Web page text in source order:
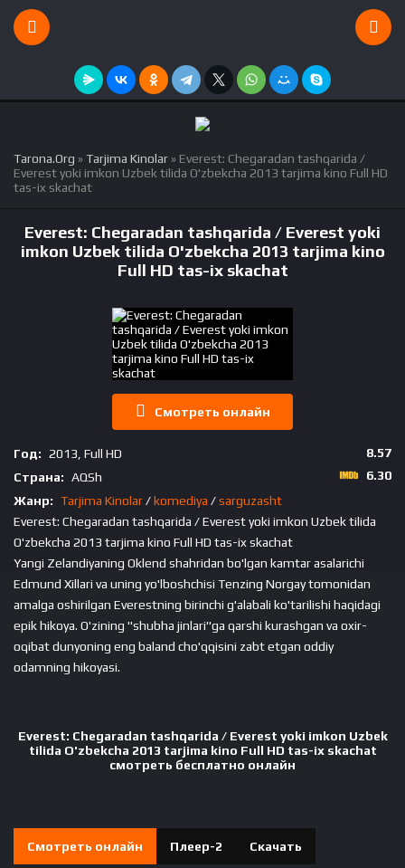
Tarona.Org »Tarjima Kinolar » Everest: Chegaradan tashqarida /
Everest yoki imkon Uzbek tilida O'zbekcha 2013 tarjima kino Full HD
tas-ix skachat
Everest: Chegaradan tashqarida / Everest yoki
imkon Uzbek tilida O'zbekcha 2013 tarjima kino
Full HD tas-ix skachat
Смотреть онлайн
8.57
6.30
Год: 2013, Full HD
Страна: AQSh
Жанр: Tarjima Kinolar/komediya /sarguzasht
Everest: Chegaradan tashqarida / Everest yoki imkon Uzbek tilida
O'zbekcha 2013 tarjima kino Full HD tas-ix skachat
Yangi Zelandiyaning Oklend shahridan bo'lgan kamtar asalarichi
Edmund Xillari va uning yo'lboshchisi Tenzing Norgay tomonidan
amalga oshirilgan Everestning birinchi g'alabali ko'tarilishi haqidagi
epik hikoya. O'zining "shubha jinlari"ga qarshi kurashgan va oxir-
oqibat dunyoning eng baland cho'qqisini zabt etgan oddiy
odamning hikoyasi.
Everest: Chegaradan tashqarida / Everest yoki imkon Uzbek
tilida O'zbekcha 2013 tarjima kino Full HD tas-ix skachat
смотреть бесплатно онлайн
Смотреть онлайн Плеер-2 Скачать